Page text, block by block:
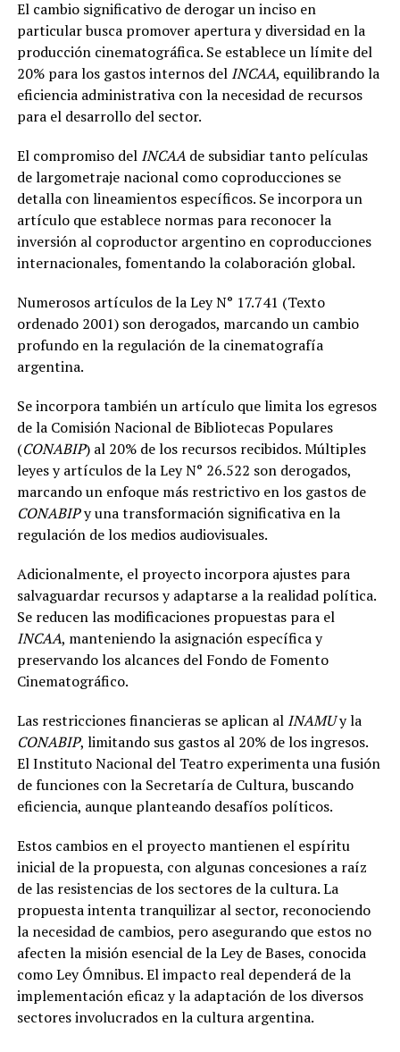
El cambio significativo de derogar un inciso en
particular busca promover apertura y diversidad en la
producción cinematográfica. Se establece un límite del
20% para los gastos internos del INCAA, equilibrando la
eficiencia administrativa con la necesidad de recursos
para el desarrollo del sector.
El compromiso del INCAA de subsidiar tanto películas
de largometraje nacional como coproducciones se
detalla con lineamientos específicos. Se incorpora un
artículo que establece normas para reconocer la
inversión al coproductor argentino en coproducciones
internacionales, fomentando la colaboración global.
Numerosos artículos de la Ley N° 17.741 (Texto
ordenado 2001) son derogados, marcando un cambio
profundo en la regulación de la cinematografía
argentina.
Se incorpora también un artículo que limita los egresos
de la Comisión Nacional de Bibliotecas Populares
(CONABIP) al 20% de los recursos recibidos. Múltiples
leyes y artículos de la Ley N° 26.522 son derogados,
marcando un enfoque más restrictivo en los gastos de
CONABIPy una transformación significativa en la
regulación de los medios audiovisuales.
Adicionalmente, el proyecto incorpora ajustes para
salvaguardar recursos y adaptarse a la realidad política.
Se reducen las modificaciones propuestas para el
INCAA, manteniendo la asignación específica y
preservando los alcances del Fondo de Fomento
Cinematográfico.
Las restricciones financieras se aplican al INAMUy la
CONABIP, limitando sus gastos al 20% de los ingresos.
El Instituto Nacional del Teatro experimenta una fusión
de funciones con la Secretaría de Cultura, buscando
eficiencia, aunque planteando desafíos políticos.
Estos cambios en el proyecto mantienen el espíritu
inicial de la propuesta, con algunas concesiones a raíz
de las resistencias de los sectores de la cultura. La
propuesta intenta tranquilizar al sector, reconociendo
la necesidad de cambios, pero asegurando que estos no
afecten la misión esencial de la Ley de Bases, conocida
como Ley Ómnibus. El impacto real dependerá de la
implementación eficaz y la adaptación de los diversos
sectores involucrados en la cultura argentina.